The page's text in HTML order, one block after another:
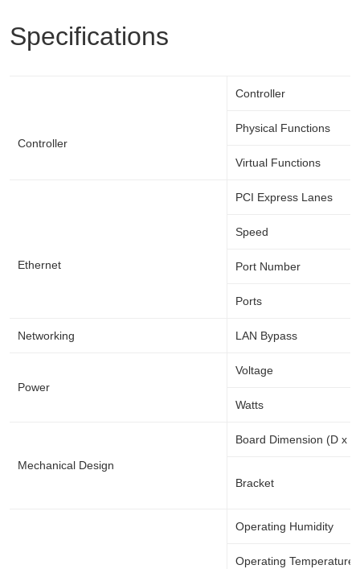
Specifications
Controller
Controller
Physical Functions
Virtual Functions
Ethernet
PCI Express Lanes
Speed
Port Number
Ports
Networking LAN Bypass
Power
Voltage
Watts
Mechanical Design
Board Dimension (D x
Bracket
Operating Humidity
Operating Temperature